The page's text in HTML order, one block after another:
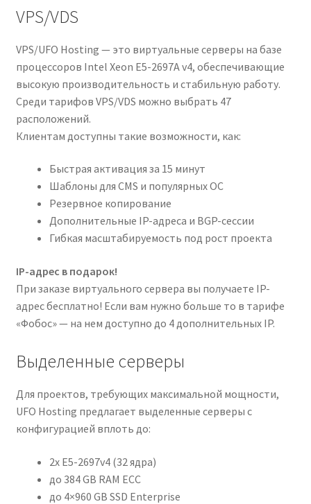
VPS/VDS
VPS/UFO Hosting — это виртуальные серверы на базе
процессоров Intel Xeon E5-2697A v4, обеспечивающие
высокую производительность и стабильную работу.
Среди тарифов VPS/VDS можно выбрать 47
расположений.
Клиентам доступны такие возможности, как:
Быстрая активация за 15 минут
Шаблоны для CMS и популярных ОС
Резервное копирование
Дополнительные IP-адреса и BGP-сессии
Гибкая масштабируемость под рост проекта
IP-адрес в подарок!
При заказе виртуального сервера вы получаете IP-
адрес бесплатно! Если вам нужно больше то в тарифе
«Фобос» — на нем доступно до 4 дополнительных IP.
Выделенные серверы
Для проектов, требующих максимальной мощности,
UFO Hosting предлагает выделенные серверы с
конфигурацией вплоть до:
2x E5-2697v4 (32 ядра)
до 384 GB RAM ECC
до 4×960 GB SSD Enterprise